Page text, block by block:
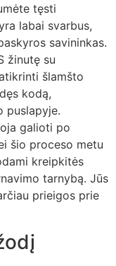
tęsti
labai svarbus,
savininkas.
žinutę su
šlamšto
kodą,
puslapyje.
galioti po
šio proceso metu
kreipkitės
tarnybą. Jūs
prieigos prie